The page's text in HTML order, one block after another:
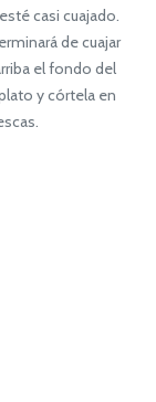
casi cuajado.
de cuajar
el fondo del
y córtela en